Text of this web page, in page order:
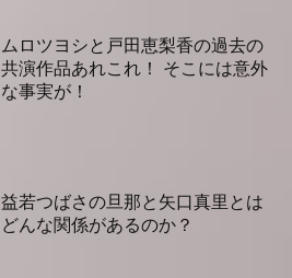
ムロツヨシと戸田恵梨香の過去の
共演作品あれこれ！ そこには意外
な事実が！
益若つばさの旦那と矢口真里とは
どんな関係があるのか？